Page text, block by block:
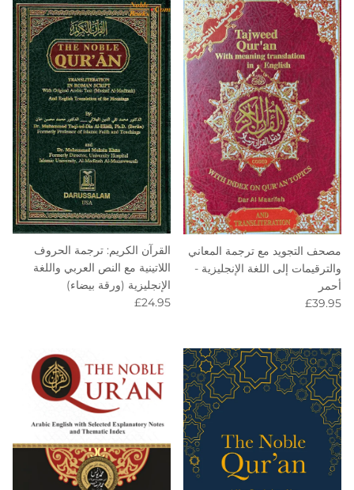
مصحف التجويد مع ترجمة المعاني
والترقيمات إلى اللغة الإنجليزية -
أحمر
Regular price
£39.95
القرآن الكريم: ترجمة الحروف
اللاتينية مع النص العربي واللغة
الإنجليزية (ورقة بيضاء)
Regular price
£24.95